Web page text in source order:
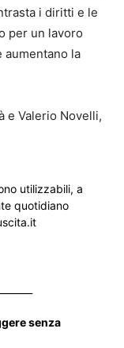
i diritti e le
per un lavoro
la
e Valerio Novelli,
utilizzabili, a
quotidiano
senza